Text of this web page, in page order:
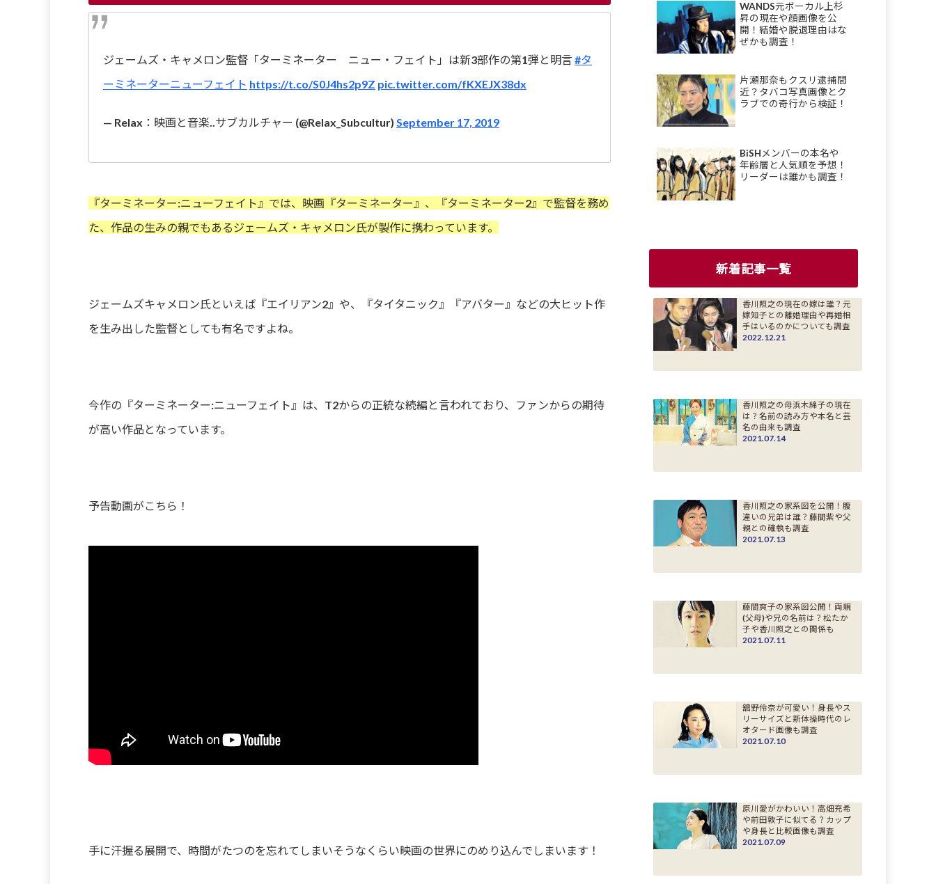
ジェームズ・キャメロン監督「ターミネーター ニュー・フェイト」は新3部作の第1弾と明言#タ
ーミネーターニューフェイト https://t.co/S0J4hs2p9Z pic.twitter.com/fKXEJX38dx
— Relax：映画と音楽..サブカルチャー (@Relax_Subcultur) September 17, 2019
『ターミネーター:ニューフェイト』では、映画『ターミネーター』、『ターミネーター2』で監督を務め
た、作品の生みの親でもあるジェームズ・キャメロン氏が製作に携わっています。
ジェームズキャメロン氏といえば『エイリアン2』や、『タイタニック』『アバター』などの大ヒット作
を生み出した監督としても有名ですよね。
今作の『ターミネーター:ニューフェイト』は、T2からの正統な続編と言われており、ファンからの期待
が高い作品となっています。
予告動画がこちら！
手に汗握る展開で、時間がたつのを忘れてしまいそうなくらい映画の世界にのめり込んでしまいます！
WANDS元ボーカル上杉
昇の現在や顔画像を公
開！結婚や脱退理由はな
ぜかも調査！
片瀬那奈もクスリ逮捕間
近？タバコ写真画像とク
ラブでの奇行から検証！
BiSHメンバーの本名や
年齢層と人気順を予想！
リーダーは誰かも調査！
新着記事一覧
香川照之の現在の嫁は誰？元
嫁知子との離婚理由や再婚相
手はいるのかについても調査
2022.12.21
香川照之の母浜木綿子の現在
は？名前の読み方や本名と芸
名の由来も調査
2021.07.14
香川照之の家系図を公開！腹
違いの兄弟は誰？藤間紫や父
親との確執も調査
2021.07.13
藤間爽子の家系図公開！両親
(父母)や兄の名前は？松たか
子や香川照之との関係も
2021.07.11
舘野伶奈が可愛い！身長やス
リーサイズと新体操時代のレ
オタード画像も調査
2021.07.10
原川愛がかわいい！高畑充希
や前田敦子に似てる？カップ
や身長と比較画像も調査
2021.07.09